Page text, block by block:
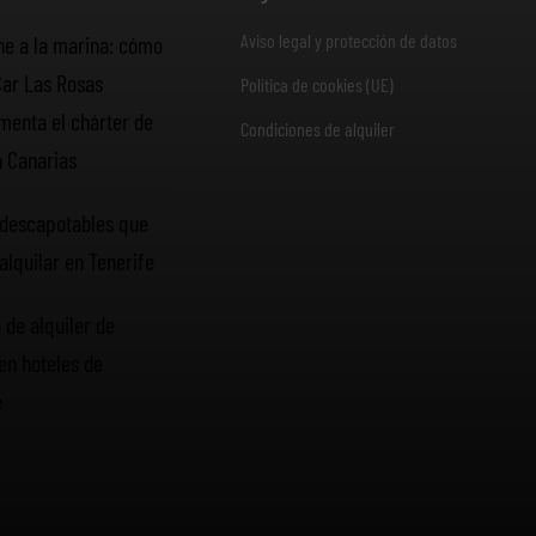
a la marina: cómo
Las Rosas
el chárter de
Aviso legal y protección de datos
Política de cookies (UE)
Condiciones de alquiler